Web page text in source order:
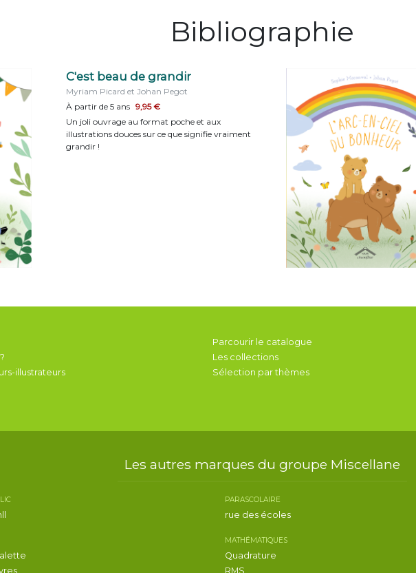
Bibliographie
C'est beau de grandir
Myriam Picard et Johan Pegot
À partir de 5 ans 9,95 €
Un joli ouvrage au format poche et aux
illustrations douces sur ce que signifie vraiment
grandir !
illustrateurs
Parcourir le catalogue
Les collections
Sélection par thèmes
Les autres marques du groupe Miscellane
PARASCOLAIRE
rue des écoles
MATHÉMATIQUES
Quadrature
RMS